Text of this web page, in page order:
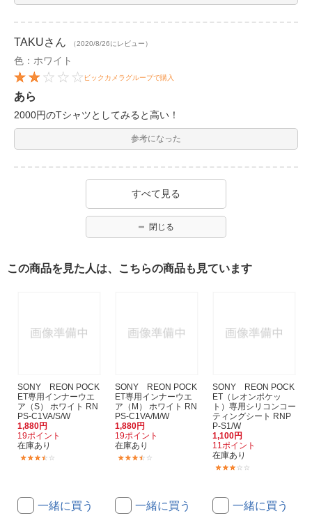
TAKUさん （2020/8/26にレビュー）
色：ホワイト
ビックカメラグループで購入
あら
2000円のTシャツとしてみると高い！
参考になった
すべて見る
閉じる
この商品を見た人は、こちらの商品も見ています
SONY REON POCK
ET専用インナーウエ
ア（S） ホワイト RN
PS-C1VA/S/W
1,880円
19ポイント
在庫あり
一緒に買う
SONY REON POCK
ET専用インナーウエ
ア（M） ホワイト RN
PS-C1VA/M/W
1,880円
19ポイント
在庫あり
一緒に買う
SONY REON POCK
ET（レオンポケッ
ト）専用シリコンコー
ティングシート RNP
P-S1/W
1,100円
11ポイント
在庫あり
一緒に買う